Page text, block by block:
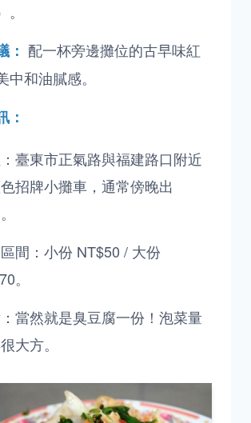
： 配一杯旁邊攤位的古早味紅
中和油膩感。
：
臺東市正氣路與福建路口附近
色招牌小攤車，通常傍晚出
間：小份 NT$50 / 大份
。
當然就是臭豆腐一份！泡菜量
大方。